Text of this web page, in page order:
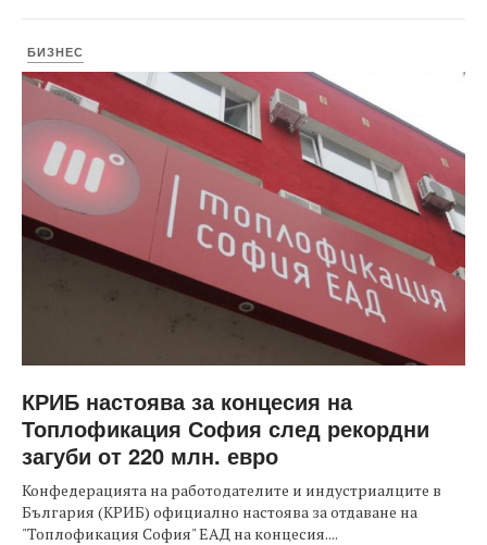
БИЗНЕС
КРИБ настоява за концесия на
Топлофикация София след рекордни
загуби от 220 млн. евро
Конфедерацията на работодателите и индустриалците в
България (КРИБ) официално настоява за отдаване на
"Топлофикация София" ЕАД на концесия....